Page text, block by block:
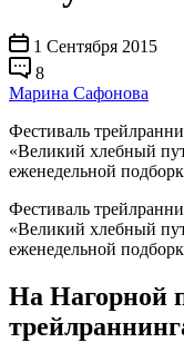
1 Сентября 2015
8
Марина Сафонова
Фестиваль
«Великий хлебный
еженедельной
Фестиваль
«Великий хлебный
еженедельной
На Нагорной